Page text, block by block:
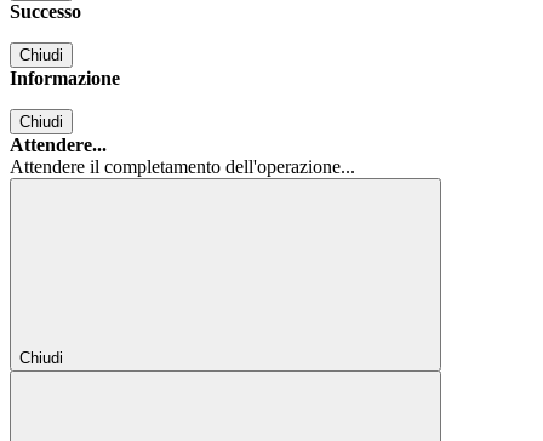
Successo
Chiudi
Informazione
Chiudi
Attendere...
Attendere il completamento dell'operazione...
Chiudi